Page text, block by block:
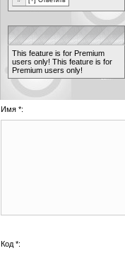
This feature is for Premium
users only! This feature is for
Premium users only!
Имя *:
Код *: